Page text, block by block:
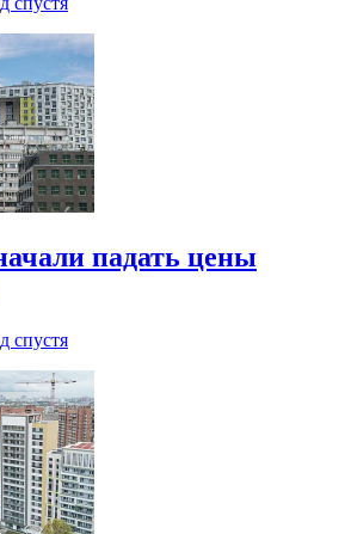
падать цены
спустя